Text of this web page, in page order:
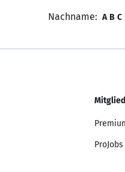
Nachname: A B C
ProJobs